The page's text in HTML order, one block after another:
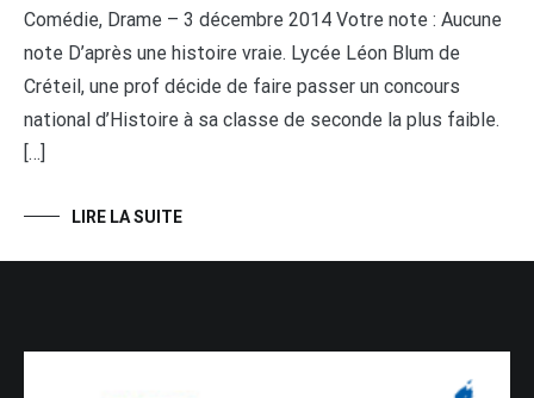
Comédie, Drame – 3 décembre 2014 Votre note : Aucune
note D’après une histoire vraie. Lycée Léon Blum de
Créteil, une prof décide de faire passer un concours
national d’Histoire à sa classe de seconde la plus faible.
[…]
LIRE LA SUITE